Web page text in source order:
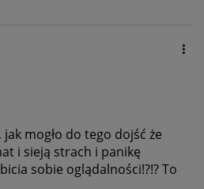
mogło do tego dojść że
i sieją strach i panikę
sobie oglądalności!?!? To